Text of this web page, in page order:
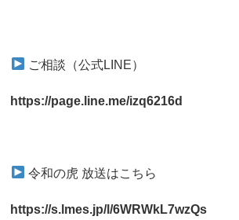
ご相談（公式LINE）
https://page.line.me/izq6216d
令和の虎 放送はこちら
https://s.lmes.jp/l/6WRWkL7wzQs